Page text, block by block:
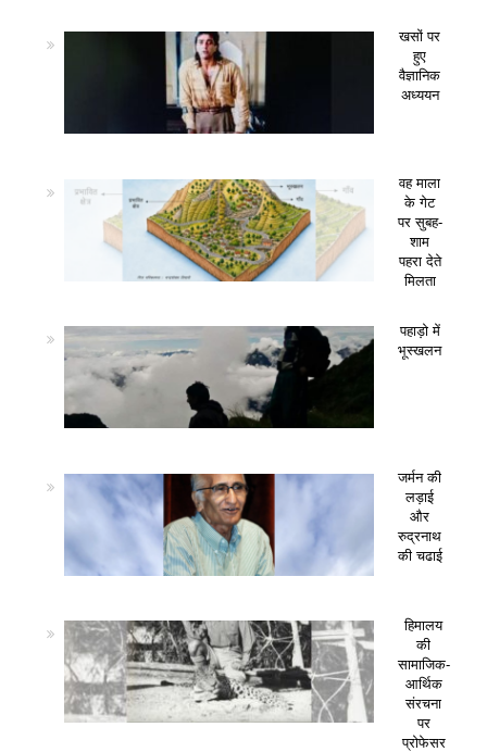
खसों पर
हुए
वैज्ञानिक
अध्ययन
वह माला
के गेट
पर सुबह-
शाम
पहरा देते
मिलता
पहाड़ो में
भूस्खलन
जर्मन की
लड़ाई
और
रुद्रनाथ
की चढाई
हिमालय
की
सामाजिक-
आर्थिक
संरचना
पर
प्रोफेसर